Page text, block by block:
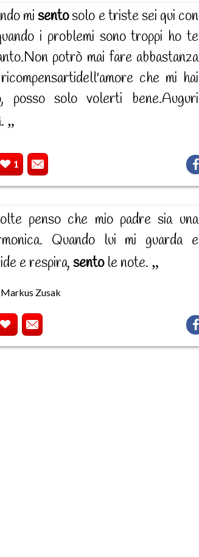
misentosolo e triste sei qui con
i problemi sono troppi ho te
potrò mai fare abbastanza
che mi hai
posso solo volerti bene.Auguri
1
penso che mio padre sia una
Quando lui mi guarda e
e respira,sentole note.
Zusak